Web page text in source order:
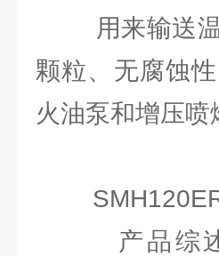
用来输送温
颗粒、无腐蚀
火油泵和增压喷
产品综述